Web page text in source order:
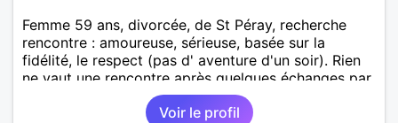
Femme 59 ans, divorcée, de St Péray, recherche
rencontre : amoureuse, sérieuse, basée sur la
fidélité, le respect (pas d' aventure d'un soir). Rien
ne vaut une rencontre après quelques échanges par
messages pour savoir si il y a un feeling entre les
deux et le désir de se revoir. Au plaisir de se
Voir le profil